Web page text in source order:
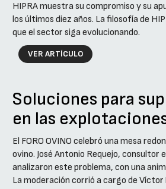
HIPRA muestra su compromiso y su
los últimos diez años. La filosofía de
que el sector siga evolucionando.
VER ARTÍCULO
Soluciones para
en las
El FORO OVINO celebró una mesa
ovino. José Antonio Requejo, consultor
analizaron este problema, con una
La moderación corrió a cargo de